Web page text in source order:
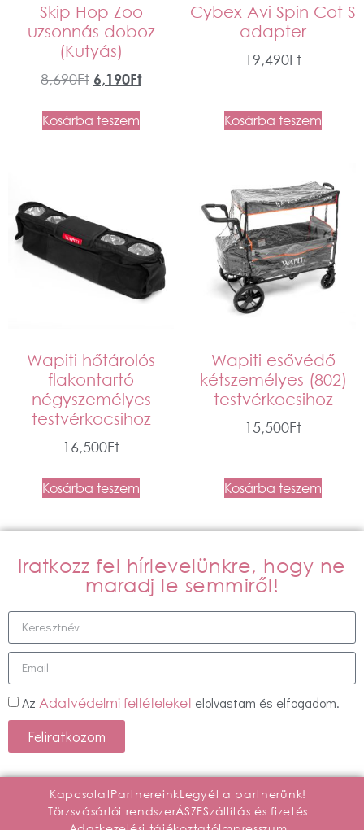
Skip Hop Zoo
uzsonnás doboz
(Kutyás)
8,690Ft 6,190Ft
Kosárba teszem
Cybex Avi Spin Cot S
adapter
19,490Ft
Kosárba teszem
Wapiti hőtárolós
flakontartó
négyszemélyes
testvérkocsihoz
16,500Ft
Kosárba teszem
Wapiti esővédő
kétszemélyes (802)
testvérkocsihoz
15,500Ft
Kosárba teszem
Iratkozz fel hírlevelünkre, hogy ne
maradj le semmiről!
Az Adatvédelmi feltételeket elolvastam és elfogadom.
Feliratkozom
KapcsolatPartnereinkLegyél a partnerünk!
Törzsvásárlói rendszerÁSZFSzállítás és fizetés